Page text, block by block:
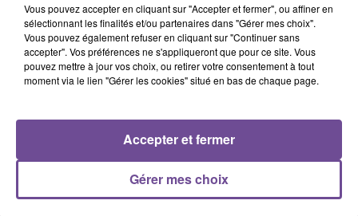
PUBLICITÉS
Vous pouvez accepter en cliquant sur "Accepter et fermer", ou affiner en
sélectionnant les finalités et/ou partenaires dans "Gérer mes choix".
Vous pouvez également refuser en cliquant sur "Continuer sans
accepter". Vos préférences ne s'appliqueront que pour ce site. Vous
pouvez mettre à jour vos choix, ou retirer votre consentement à tout
moment via le lien "Gérer les cookies" situé en bas de chaque page.
Gérer mes choix
Accepter et fermer